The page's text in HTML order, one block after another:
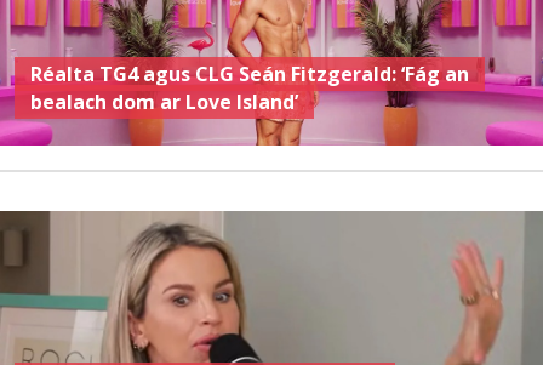
Réalta TG4 agus CLG Seán Fitzgerald: ‘Fág an
bealach dom ar Love Island’